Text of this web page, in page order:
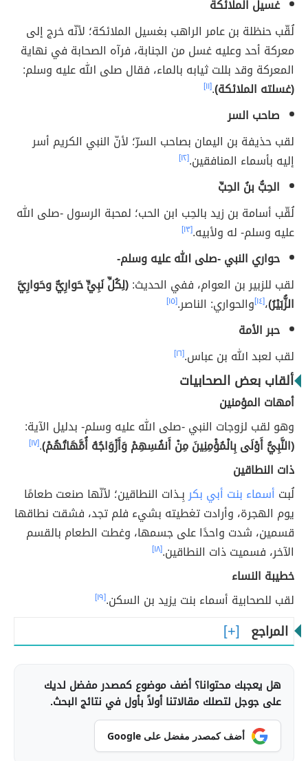
غسيل الملائكة
لُقّب حنظلة بن عامر الراهب بغسيل الملائكة؛ لأنّه خرج إلى
معركة أحد وعليه غسل من الجنابة، فرآه الصحابة في نهاية
المعركة وقد بللت ثيابه بالماء، فقال صلى الله عليه وسلم:
(غسلته الملائكة).[١١]
صاحب السر
لقب حذيفة بن اليمان بصاحب السرّ؛ لأنّ النبي الكريم أسر
إليه بأسماء المنافقين.[١٢]
الحِبُّ بنُ الحِبِّ
لُقّب أسامة بن زيد بالحِب ابن الحب؛ لمحبة الرسول -صلى الله
عليه وسلم- له ولأبيه.[١٣]
حواري النبي -صلى الله عليه وسلم-
لقب للزبير بن العوام، ففي الحديث:(لِكُلِّ نَبِيٍّ حَوارِيٌّ وحَوارِيَّ
الزُّبَيْرُ)،[١٤] والحواري: الناصر.[١٥]
حبر الأمة
لقب لعبد الله بن عباس.[١٦]
ألقاب بعض الصحابيات
أمهات المؤمنين
وهو لقب لزوجات النبي -صلى الله عليه وسلم- بدليل الآية:
﴿النَّبِيُّ أَوْلَى بِالْمُؤْمِنِينَ مِنْ أَنفُسِهِمْ وَأَزْوَاجُهُ أُمَّهَاتُهُمْ﴾.[١٧]
ذات النطاقين
لُبت أسماء بنت أبي بكربِـذات النطاقين؛ لأنّها صنعت طعامًا
يوم الهجرة، وأرادت تغطيته بشيء فلم تجد، فشقت نطاقها
قسمين، شدت واحدًا على جسمها، وغطت الطعام بالقسم
الآخر، فسميت ذات النطاقين.[١٨]
خطيبة النساء
لقب للصحابية أسماء بنت يزيد بن السكن.[١٩]
المراجع
هل يعجبك محتوانا؟ أضف موضوع كمصدر مفضل لديك
على جوجل لتصلك مقالاتنا أولاً بأول في نتائج البحث.
أضف كمصدر مفضل على Google